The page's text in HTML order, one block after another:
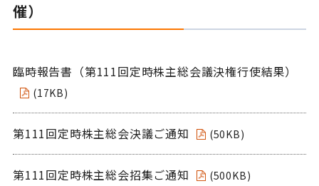
催）
臨時報告書（第111回定時株主総会議決権行使結果）
(17KB)
第111回定時株主総会決議ご通知 (50KB)
第111回定時株主総会招集ご通知 (500KB)